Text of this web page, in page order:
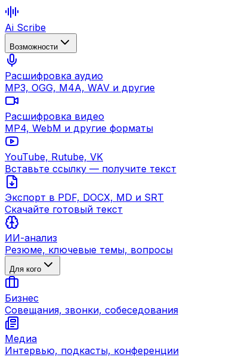
Ai Scribe
Возможности
Расшифровка аудио
MP3, OGG, M4A, WAV и другие
Расшифровка видео
MP4, WebM и другие форматы
YouTube, Rutube, VK
Вставьте ссылку — получите текст
Экспорт в PDF, DOCX, MD и SRT
Скачайте готовый текст
ИИ-анализ
Резюме, ключевые темы, вопросы
Для кого
Бизнес
Совещания, звонки, собеседования
Медиа
Интервью, подкасты, конференции